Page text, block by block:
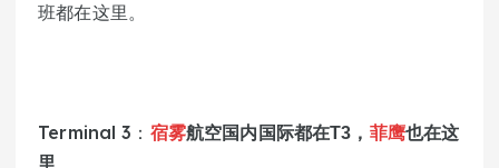
班都在这里。
Terminal 3： 宿雾航空国内国际都在T3， 菲鹰也在这
里